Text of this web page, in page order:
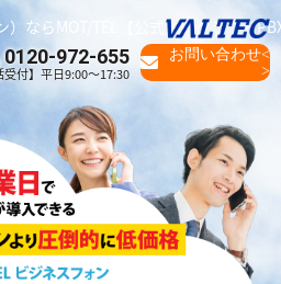
）ならMOT/TEL【公式】｜クラウド
0120-972-655
受付】平日9:00～17:30
お問い合わせ<
>